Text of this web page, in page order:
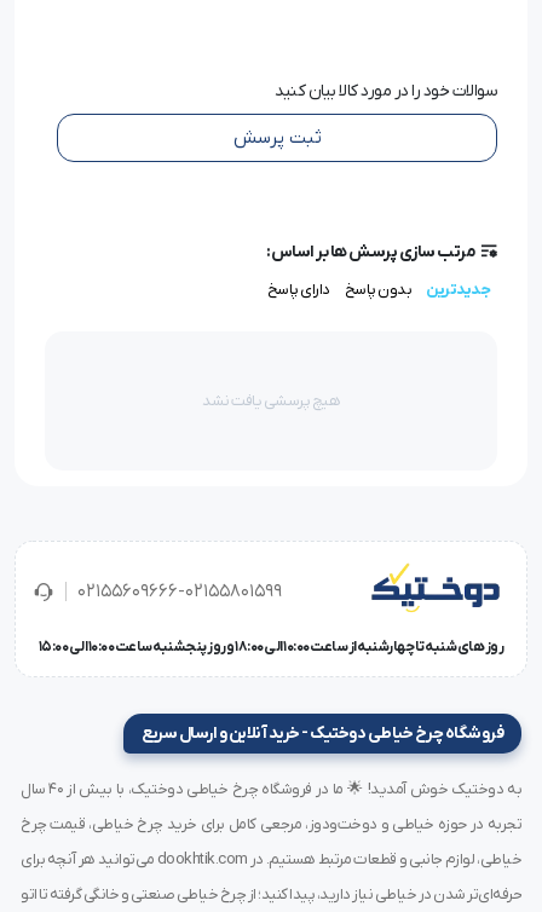
لیتری / پیچ گوشتی / دفترچه لوازم / 1بسته سوزن / قیچی سرنخ
سوالات خود را در مورد کالا بیان کنید
ثبت پرسش
مرتب سازی پرسش ها بر اساس:
جدیدترین بدون پاسخ دارای پاسخ
هیچ پرسشی یافت نشد
02155609666-02155801599
روز های شنبه تا چهارشنبه از ساعت 10:00 الی 18:00 و روز پنجشنبه ساعت 10:00 الی 15:00
فروشگاه چرخ خیاطی دوختیک - خرید آنلاین و ارسال سریع
به دوختیک خوش آمدید! 🌟 ما در فروشگاه چرخ خیاطی دوختیک، با بیش از ۴۰ سال
تجربه در حوزه خیاطی و دوخت‌ودوز، مرجعی کامل برای خرید چرخ خیاطی، قیمت چرخ
خیاطی، لوازم جانبی و قطعات مرتبط هستیم. در dookhtik.com می‌توانید هر آنچه برای
حرفه‌ای‌تر شدن در خیاطی نیاز دارید، پیدا کنید؛ از چرخ خیاطی صنعتی و خانگی گرفته تا اتو